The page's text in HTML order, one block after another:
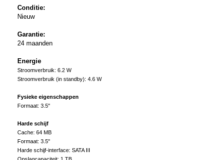
Conditie:
Nieuw
Garantie:
24 maanden
Energie
Stroomverbruik: 6.2 W
Stroomverbruik (in standby): 4.6 W
Fysieke eigenschappen
Formaat: 3.5"
Harde schijf
Cache: 64 MB
Formaat: 3.5"
Harde schijf-interface: SATA III